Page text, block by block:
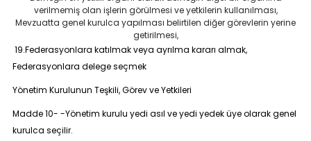
verilmemiş olan işlerin görülmesi ve yetkilerin kullanılması,
Mevzuatta genel kurulca yapılması belirtilen diğer görevlerin yerine
getirilmesi,
19.Federasyonlara katılmak veya ayrılma kararı almak,
Federasyonlara delege seçmek
Yönetim Kurulunun Teşkili, Görev ve Yetkileri
Madde 10- -Yönetim kurulu yedi asıl ve yedi yedek üye olarak genel
kurulca seçilir.